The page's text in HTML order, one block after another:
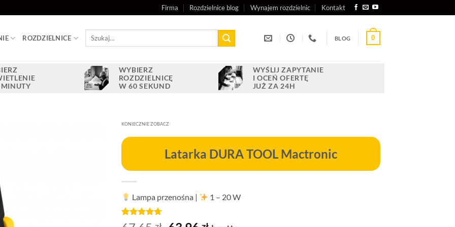
Firma Rozdzielnice blog Wynajem rozdzielnic Kontakt
ROZDZIELNICE
Szukaj:
BLOG 0
WYBIERZ
ROZDZIELNICĘ
W 60 SEKUND
WYŚLIJ ZAPYTANIE
I OCEŃ OFERTĘ
JUŻ ZA 24H
KONIECZNIE ZOBACZ
Latarka DURA TOOL Mactronic
Lampa przenośna | 1 – 20 W
Oceniony
3